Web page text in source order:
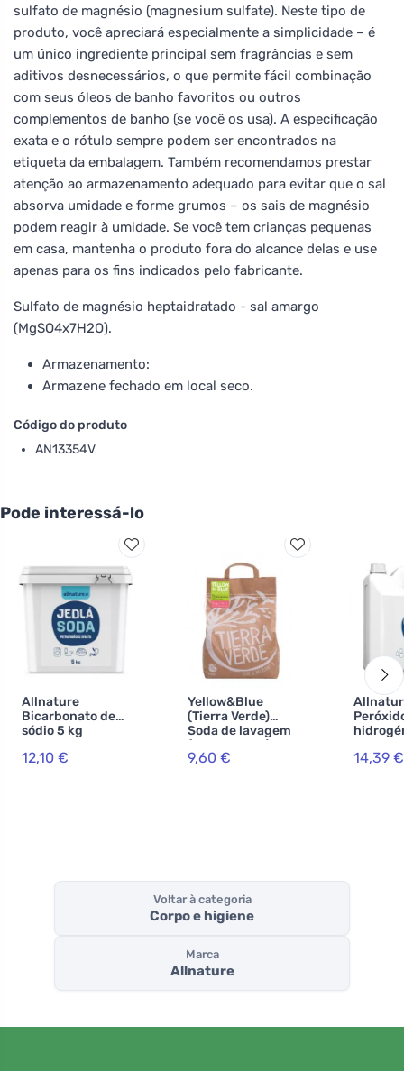
sulfato de magnésio (magnesium sulfate). Neste tipo de
produto, você apreciará especialmente a simplicidade – é
um único ingrediente principal sem fragrâncias e sem
aditivos desnecessários, o que permite fácil combinação
com seus óleos de banho favoritos ou outros
complementos de banho (se você os usa). A especificação
exata e o rótulo sempre podem ser encontrados na
etiqueta da embalagem. Também recomendamos prestar
atenção ao armazenamento adequado para evitar que o sal
absorva umidade e forme grumos – os sais de magnésio
podem reagir à umidade. Se você tem crianças pequenas
em casa, mantenha o produto fora do alcance delas e use
apenas para os fins indicados pelo fabricante.
Sulfato de magnésio heptaidratado - sal amargo
(MgSO4x7H2O).
Armazenamento:
Armazene fechado em local seco.
Código do produto
AN13354V
Pode interessá-lo
Allnature
Bicarbonato de
sódio 5 kg
12,10 €
Yellow&Blue
(Tierra Verde)
Soda de lavagem
(saco de 5 kg) -
para a produção
9,60 € 14,39 €
Voltar à categoria
Corpo e higiene
Marca
Allnature